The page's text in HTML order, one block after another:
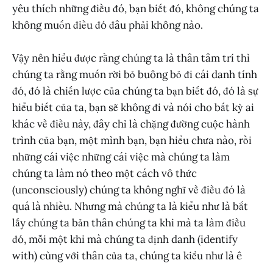
yêu thích những điều đó, bạn biết đó, không chúng ta
không muốn điều đó đâu phải không nào.
Vậy nên hiểu được rằng chúng ta là thân tâm trí thì
chúng ta rằng muốn rời bỏ buông bỏ đi cái danh tính
đó, đó là chiến lược của chúng ta bạn biết đó, đó là sự
hiểu biết của ta, bạn sẽ không đi và nói cho bất kỳ ai
khác về điều này, đây chỉ là chặng đường cuộc hành
trình của bạn, một mình bạn, bạn hiểu chưa nào, rồi
những cái việc những cái việc mà chúng ta làm
chúng ta làm nó theo một cách vô thức
(unconsciously) chúng ta không nghĩ về điều đó là
quá là nhiều. Nhưng mà chúng ta là kiểu như là bắt
lấy chúng ta bản thân chúng ta khi mà ta làm điều
đó, mỗi một khi mà chúng ta định danh (identify
with) cùng với thân của ta, chúng ta kiểu như là ê